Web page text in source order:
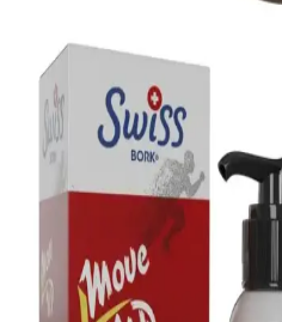
Güneş sonrası cilt bakımı, tahrişi
yatıştırıcı ve nemlendirici ürünlerin
vera ve salisilik asit içeren ürünler,
Cilt Bakımı Temel İlkeleri
Rehberi
Cilt bakımında doğru ürün seçimi
genç görünüm için önemlidir.
adımlarını doğru uygulayarak cilt
Hassas Ciltler İçin Bebek
Seçenekleri ve Kullanım